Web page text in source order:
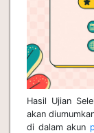
Hasil Ujian
akan
di dalam akun